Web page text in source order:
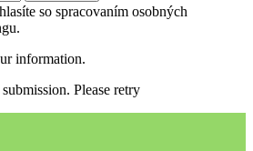
so spracovaním osobných
information.
Please retry